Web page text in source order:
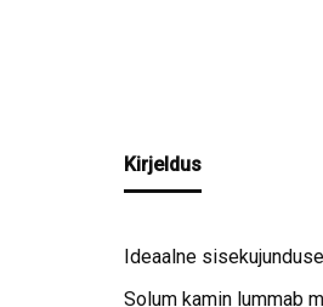
Kirjeldus
Ideaalne
Solum kamin lummab